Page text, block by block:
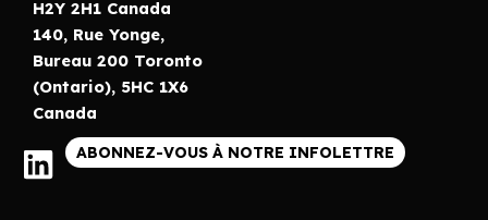
H2Y 2H1 Canada
140, Rue Yonge,
Bureau 200 Toronto
(Ontario), 5HC 1X6
Canada
ABONNEZ-VOUS À NOTRE INFOLETTRE